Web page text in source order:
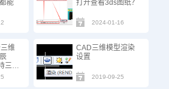
能
打开查看3ds图纸？
2024-01-16
维
三维
CAD三维模型渲染
设置
2019-09-25